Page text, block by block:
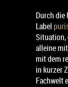
Durch
Label
Situation,
alleine
mit dem
in kurzer
Fachwelt